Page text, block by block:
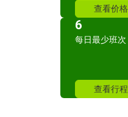
查看价格
6
每日最少班次
查看行程